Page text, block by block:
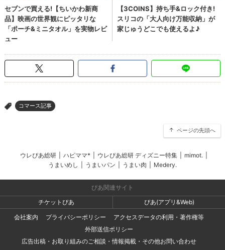
> コマース記事
ページの先頭へ
ウレぴあ総研 ハピママ* ウレぴあ総研 ディズニー特集 mimot.
うまいめし
うまいパン うまい肉 Medery.
ぴあ関連サイト
チケットぴあ
ぴあ(アプリ&Web)
会社案内
プライバシーポリシー
アクセスデータの利用・著作権等
外部送信ポリシー
広告出稿・お取り組みのご相談・情報掲載・その他お問い合わせ